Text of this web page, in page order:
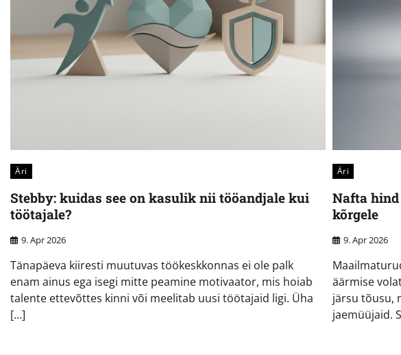
Äri
Stebby: kuidas see on kasulik nii tööandjale kui
töötajale?
9. Apr 2026
Tänapäeva kiiresti muutuvas töökeskkonnas ei ole palk
enam ainus ega isegi mitte peamine motivaator, mis hoiab
talente ettevõttes kinni või meelitab uusi töötajaid ligi. Üha
[…]
Äri
Nafta
kõrgele
9. Apr 2026
äärmise
järsu tõusu,
jaemüüjaid.